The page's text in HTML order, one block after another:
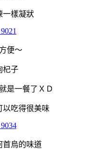
一樣凝狀
便～
杞子
是一餐了ＸＤ
以吃得很美味
首烏的味道